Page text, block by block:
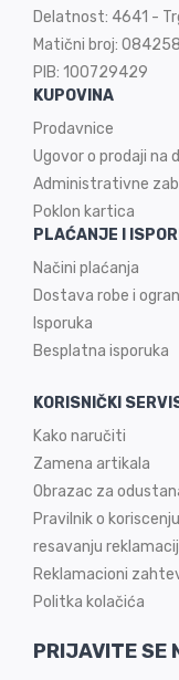
Delatnost: 4641 -
Matični broj:
PIB: 100729429
KUPOVINA
Prodavnice
Ugovor o prodaji na
Administrativne
Poklon kartica
PLAĆANJE I
Načini plaćanja
Dostava robe i
Isporuka
Besplatna isporuka
KORISNIČKI
Kako naručiti
Zamena artikala
Obrazac za
Pravilnik o
resavanju
Reklamacioni
Politka kolačića
PRIJAVITE SE